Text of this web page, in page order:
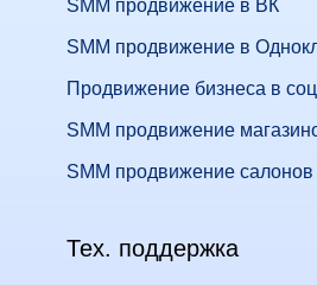
SMM продвижение в ВК
SMM продвижение в
Продвижение бизнеса в
SMM продвижение
SMM продвижение
Тех. поддержка